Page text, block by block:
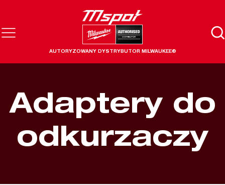
AUTORYZOWANY DYSTRYBUTOR MILWAUKEE®
Adaptery do
odkurzaczy